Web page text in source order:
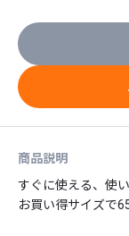
商品説明
すぐに使える、使
お買い得サイズで